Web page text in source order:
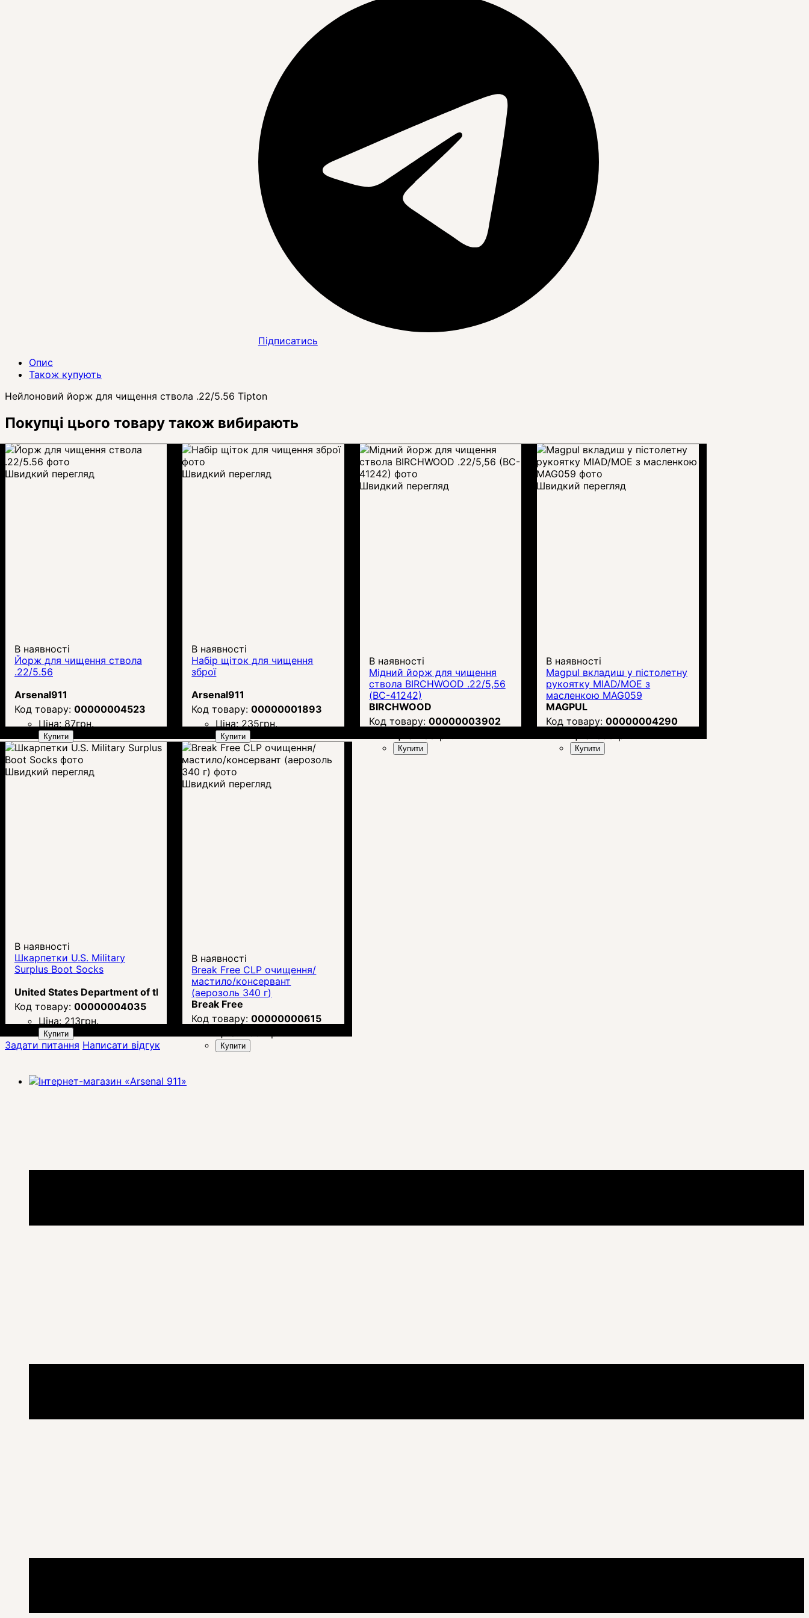
Підписатись
Опис
Також купують
Нейлоновий йорж для чищення ствола .22/5.56 Tipton
Покупці цього товару також вибирають
Швидкий перегляд
В наявності
Йорж для чищення ствола
.22/5.56
Arsenal911
00000004523
Ціна: 87грн.
Купити
Швидкий перегляд
В наявності
Набір щіток для чищення
зброї
Arsenal911
00000001893
Ціна: 235грн.
Купити
Швидкий перегляд
В наявності
Мідний йорж для чищення
ствола BIRCHWOOD .22/5,56
(BC-41242)
BIRCHWOOD
00000003902
Купити
Швидкий перегляд
В наявності
Magpul вкладиш у пістолетну
рукоятку MIAD/MOE з
масленкою MAG059
MAGPUL
00000004290
Купити
Швидкий перегляд
В наявності
Шкарпетки U.S. Military
Surplus Boot Socks
United States Department of the Army
00000004035
Ціна:213грн.
Купити
Швидкий перегляд
В наявності
Break Free CLP очищення/
мастило/консервант
(аерозоль 340 г)
Break Free
00000000615
Купити
Задати питання Написати відгук